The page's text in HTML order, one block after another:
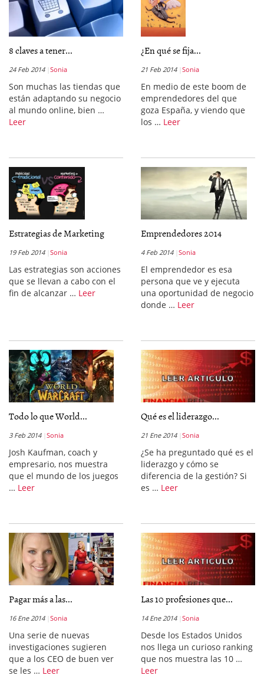
8 claves a tener...
24 Feb 2014 Sonia
Son muchas las tiendas que
están adaptando su negocio
al mundo online, bien …
Leer
¿En qué se fija...
21 Feb 2014 Sonia
En medio de este boom de
emprendedores del que
goza España, y viendo que
los … Leer
Estrategias de Marketing
19 Feb 2014 Sonia
Las estrategias son acciones
que se llevan a cabo con el
fin de alcanzar … Leer
Emprendedores 2014
4 Feb 2014 Sonia
El emprendedor es esa
persona que ve y ejecuta
una oportunidad de negocio
donde … Leer
Todo lo que World...
3 Feb 2014 Sonia
Josh Kaufman, coach y
empresario, nos muestra
que el mundo de los juegos
… Leer
Qué es el liderazgo...
21 Ene 2014 Sonia
¿Se ha preguntado qué es el
liderazgo y cómo se
diferencia de la gestión? Si
es … Leer
Pagar más a las...
16 Ene 2014 Sonia
Una serie de nuevas
investigaciones sugieren
que a los CEO de buen ver
se les … Leer
Las 10 profesiones que...
14 Ene 2014 Sonia
Desde los Estados Unidos
nos llega un curioso ranking
que nos muestra las 10 …
Leer